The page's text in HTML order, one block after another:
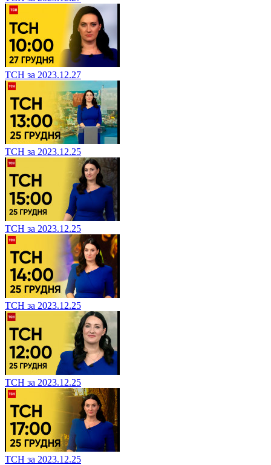
ТСН за 2023.12.27
ТСН за 2023.12.25
ТСН за 2023.12.25
ТСН за 2023.12.25
ТСН за 2023.12.25
ТСН за 2023.12.25